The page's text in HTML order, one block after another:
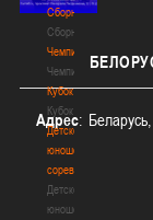
Сборные
Сборные
Чемпионат
Чемпионат
Кубок
Кубок
Детско-
юношеские
соревнования
Детско-
юношеские
Адрес: Беларусь,